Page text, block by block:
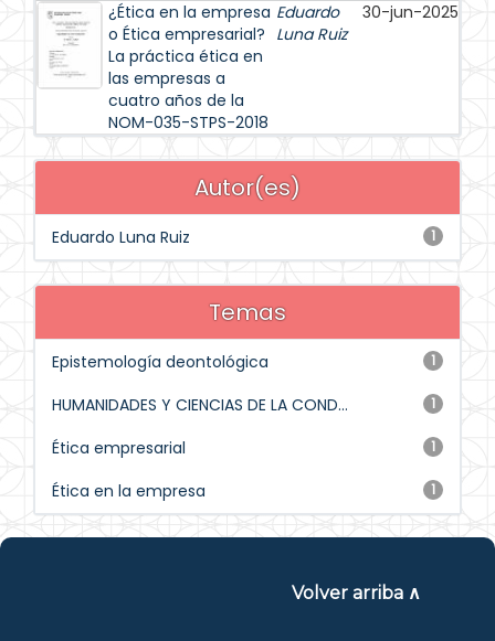
¿Ética en la empresa
o Ética empresarial?
La práctica ética en
las empresas a
cuatro años de la
NOM-035-STPS-2018
Eduardo
Luna Ruiz
30-jun-2025
Autor(es)
1
Eduardo Luna Ruiz
Temas
1
Epistemología deontológica
1
HUMANIDADES Y CIENCIAS DE LA COND...
1
Ética empresarial
1
Ética en la empresa
Volver arriba ∧